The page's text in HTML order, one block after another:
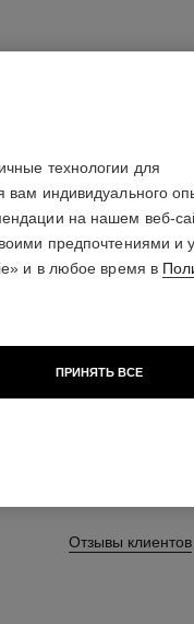
ROUGE
Бархатистая
Подробнее
Отзывы клиентов
технологии для
вам индивидуального
на нашем веб-
предпочтениями и
и в любое время в
ПРИНЯТЬ ВСЕ